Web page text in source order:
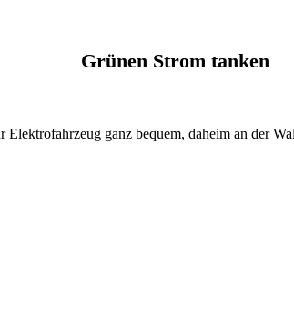
Grünen Strom tanken
ganz bequem, daheim an der